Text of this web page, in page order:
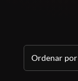
Ordenar por